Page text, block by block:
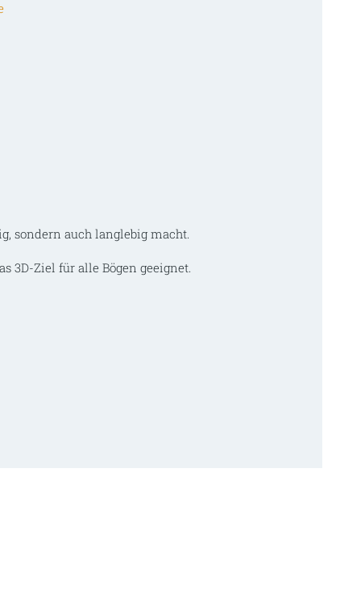
sondern auch langlebig macht.
3D-Ziel für alle Bögen geeignet.